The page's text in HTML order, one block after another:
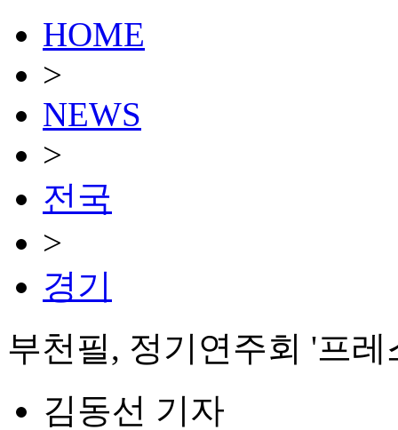
HOME
>
NEWS
>
전국
>
경기
부천필, 정기연주회 '프
김동선 기자